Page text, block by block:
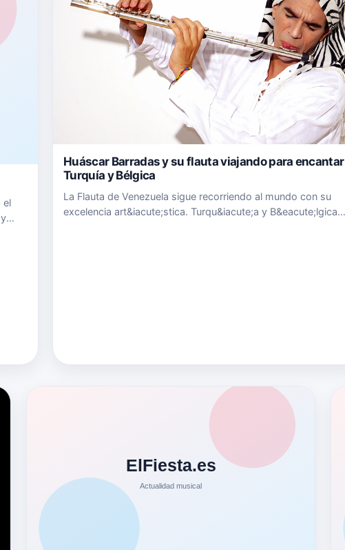
el
Huáscar Barradas y su flauta viajando para encantar
Turquía y Bélgica
La Flauta de Venezuela sigue recorriendo al mundo con su
excelencia art&iacute;stica. Turqu&iacute;a y B&eacute;lgica